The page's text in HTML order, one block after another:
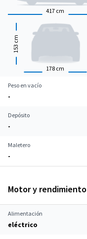
417 cm
178 cm
153
cm
Peso en vacío
-
Depósito
-
Maletero
-
Motor y rendimiento
Alimentación
eléctrico